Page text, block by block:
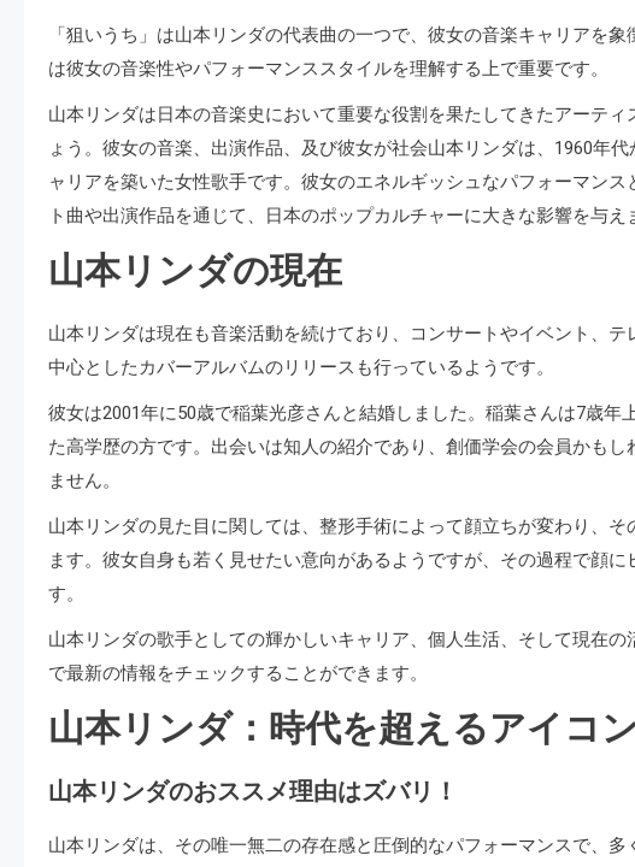
「狙いうち」は山本リンダの代表曲の一つで、彼女の音楽キャリアを
は彼女の音楽性やパフォーマンススタイルを理解する上で重要です。
山本リンダは日本の音楽史において重要な役割を果たしてきたアーテ
ょう。彼女の音楽、出演作品、及び彼女が社会山本リンダは、1960年
ャリアを築いた女性歌手です。彼女のエネルギッシュなパフォーマン
ト曲や出演作品を通じて、日本のポップカルチャーに大きな影響を与え
山本リンダの現在
山本リンダは現在も音楽活動を続けており、コンサートやイベント、
中心としたカバーアルバムのリリースも行っているようです​​​​​​。
彼女は2001年に50歳で稲葉光彦さんと結婚しました。稲葉さんは7歳
た高学歴の方です。出会いは知人の紹介であり、創価学会の会員かも
ません​​。
山本リンダの見た目に関しては、整形手術によって顔立ちが変わり、
ます。彼女自身も若く見せたい意向があるようですが、その過程で顔
す​​。
山本リンダの歌手としての輝かしいキャリア、個人生活、そして現在
で最新の情報をチェックすることができます​​​​。
山本リンダ：時代を超えるアイコ
山本リンダのおススメ理由はズバリ！
山本リンダは、その唯一無二の存在感と圧倒的なパフォーマンスで、